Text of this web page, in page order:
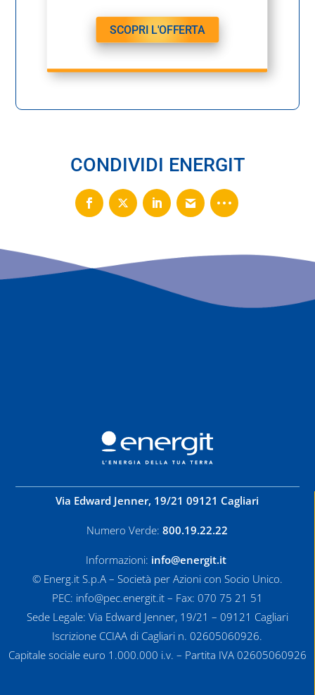
SCOPRI L'OFFERTA
CONDIVIDI ENERGIT
Via Edward Jenner, 19/21 09121 Cagliari
Numero Verde: 800.19.22.22
Informazioni: info@energit.it
© Energ.it S.p.A – Società per Azioni con Socio Unico.
PEC: info@pec.energit.it – Fax: 070 75 21 51
Sede Legale: Via Edward Jenner, 19/21 – 09121 Cagliari
Iscrizione CCIAA di Cagliari n. 02605060926.
Capitale sociale euro 1.000.000 i.v. – Partita IVA 02605060926